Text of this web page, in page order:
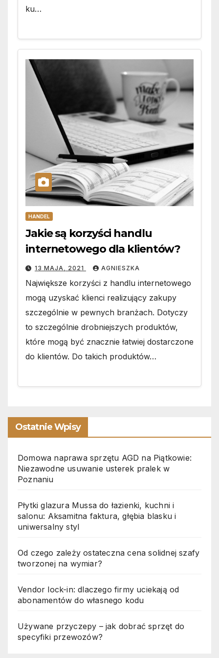
ku…
HANDEL
Jakie są korzyści handlu
internetowego dla klientów?
13 MAJA, 2021 AGNIESZKA
Największe korzyści z handlu internetowego
mogą uzyskać klienci realizujący zakupy
szczególnie w pewnych branżach. Dotyczy
to szczególnie drobniejszych produktów,
które mogą być znacznie łatwiej dostarczone
do klientów. Do takich produktów…
Ostatnie Wpisy
Domowa naprawa sprzętu AGD na Piątkowie:
Niezawodne usuwanie usterek pralek w
Poznaniu
Płytki glazura Mussa do łazienki, kuchni i
salonu: Aksamitna faktura, głębia blasku i
uniwersalny styl
Od czego zależy ostateczna cena solidnej szafy
tworzonej na wymiar?
Vendor lock-in: dlaczego firmy uciekają od
abonamentów do własnego kodu
Używane przyczepy – jak dobrać sprzęt do
specyfiki przewozów?